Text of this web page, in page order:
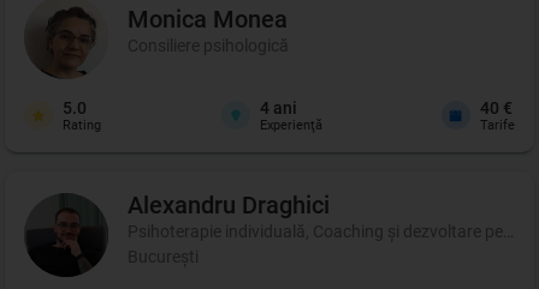
Monica Monea
Consiliere psihologică
5.0
Rating
4 ani
Experienţă
40 €
Tarife
Alexandru Draghici
Psihoterapie individuală, Coaching şi dezvoltare
București